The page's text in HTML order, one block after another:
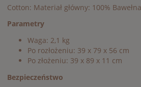
Cotton: Materiał główny: 100% Bawełna
Parametry
Waga: 2,1 kg
Po rozłożeniu: 39 x 79 x 56 cm
Po złożeniu: 39 x 89 x 11 cm
Bezpieczeństwo